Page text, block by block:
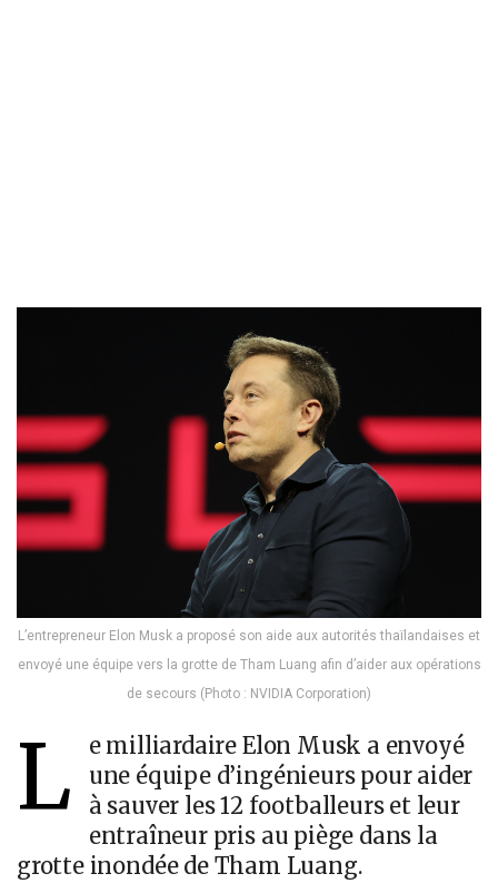
L’entrepreneur Elon Musk a proposé son aide aux autorités thaïlandaises et
envoyé une équipe vers la grotte de Tham Luang afin d’aider aux opérations
de secours (Photo : NVIDIA Corporation)
L
e milliardaire Elon Musk a envoyé
une équipe d’ingénieurs pour aider
à sauver les 12 footballeurs et leur
entraîneur pris au piège dans la
grotte inondée de Tham Luang.